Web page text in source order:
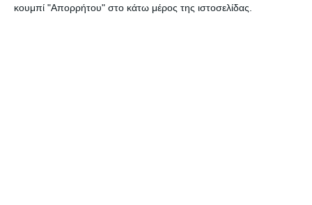
κουμπί "Απορρήτου" στο κάτω μέρος της ιστοσελίδας.